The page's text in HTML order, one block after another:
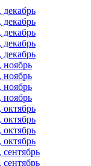
ноябрь
ноябрь
ноябрь
ноябрь